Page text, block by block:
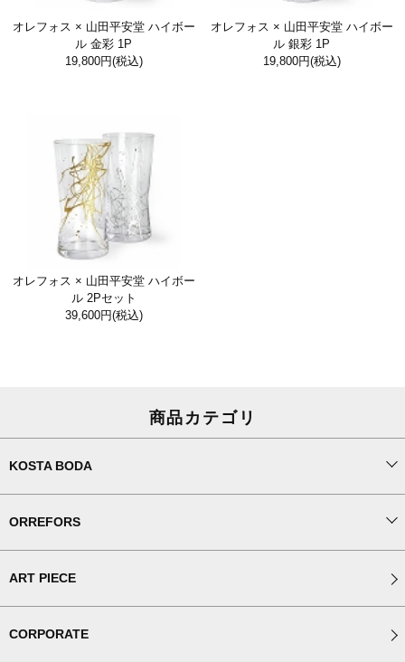
オレフォス × 山田平安堂 ハイボー
ル 金彩 1P
19,800円(税込)
オレフォス × 山田平安堂 ハイボー
ル 銀彩 1P
19,800円(税込)
オレフォス × 山田平安堂 ハイボー
ル 2Pセット
39,600円(税込)
商品カテゴリ
KOSTA BODA
ORREFORS
ART PIECE
CORPORATE